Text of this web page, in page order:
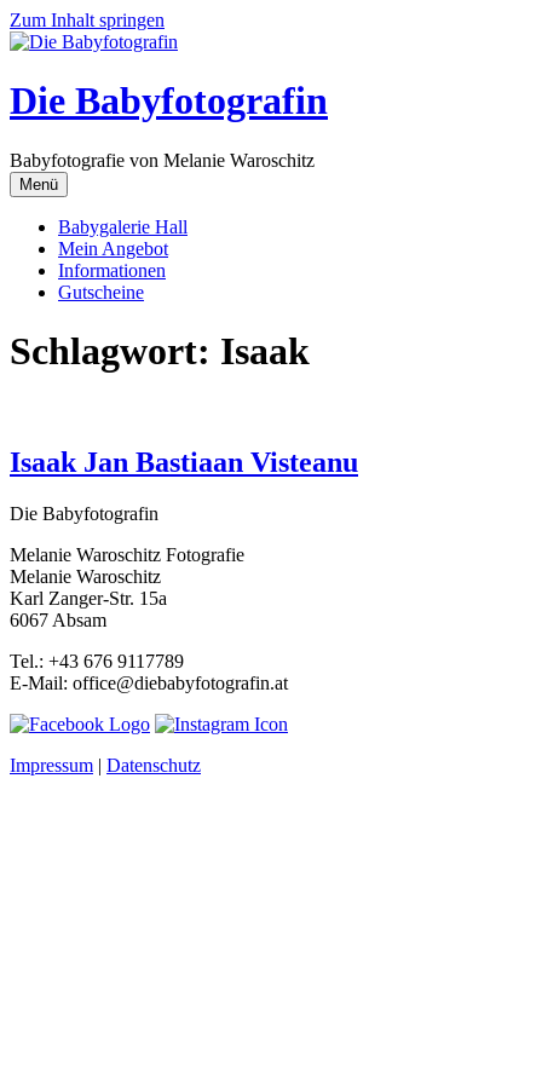
Zum Inhalt springen
Die Babyfotografin
Babyfotografie von Melanie Waroschitz
Menü
Babygalerie Hall
Mein Angebot
Informationen
Gutscheine
Schlagwort: Isaak
Isaak Jan Bastiaan Visteanu
Die Babyfotografin
Melanie Waroschitz Fotografie
Melanie Waroschitz
Karl Zanger-Str. 15a
6067 Absam
Tel.: +43 676 9117789
E-Mail: office@diebabyfotografin.at
Impressum | Datenschutz